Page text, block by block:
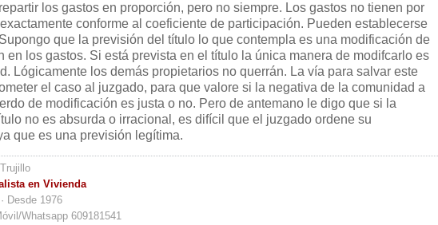
los gastos en proporción, pero no siempre. Los gastos no tienen por
conforme al coeficiente de participación. Pueden establecerse
que la previsión del título lo que contempla es una modificación de
en los gastos. Si está prevista en el título la única manera de modifcarlo es
Lógicamente los demás propietarios no querrán. La vía para salvar este
el caso al juzgado, para que valore si la negativa de la comunidad a
de modificación es justa o no. Pero de antemano le digo que si la
no es absurda o irracional, es difícil que el juzgado ordene su
que es una previsión legítima.
en Vivienda
Desde 1976
Whatsapp 609181541